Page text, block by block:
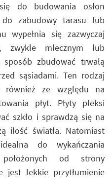
do budowania osłon
zabudowy tarasu lub
wypełnia się zazwyczaj
zwykle mlecznym lub
zbudować trwałą
sąsiadami. Ten rodzaj
również ze względu na
płyt. Płyty pleksi
szkło i sprawdzą się na
ilość światła. Natomiast
do wykańczania
od strony
jest lekkie przytłumienie